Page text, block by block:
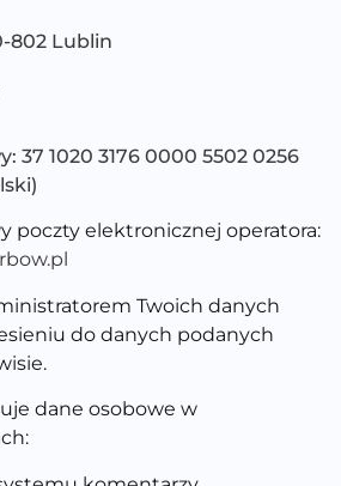
802 Lublin
37 1020 3176 0000 5502 0256
poczty elektronicznej operatora:
Twoich danych
do danych podanych
dane osobowe w